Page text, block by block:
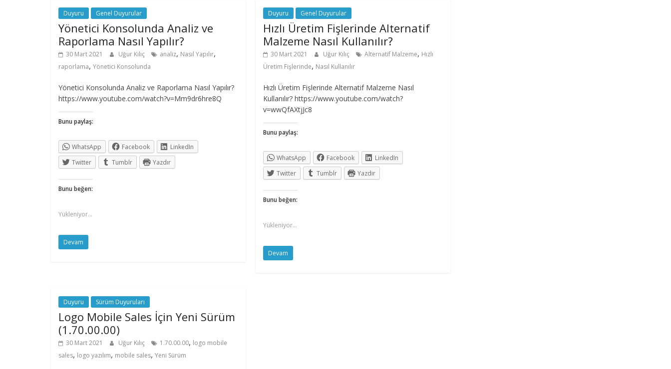
Duyuru Genel Duyurular
Yönetici Konsolunda Analiz ve
Raporlama Nasıl Yapılır?
30 Mart 2021 Uğur Kılıç analiz, Nasıl Yapılır,
raporlama, Yönetici Konsolunda
Yönetici Konsolunda Analiz ve Raporlama Nasıl Yapılır?
https://www.youtube.com/watch?v=Mm9dr6hre8Q
Bunu paylaş:
WhatsApp Facebook
LinkedIn
Twitter
Tumblr Yazdır
Bunu beğen:
Yükleniyor...
Devam
Duyuru Genel Duyurular
Hızlı Üretim Fişlerinde Alternatif
Malzeme Nasıl Kullanılır?
30 Mart 2021 Uğur Kılıç Alternatif Malzeme, Hızlı
Üretim Fişlerinde, Nasıl Kullanılır
Hızlı Üretim Fişlerinde Alternatif Malzeme Nasıl
Kullanılır? https://www.youtube.com/watch?
v=wwQfAXtjJc8
Bunu paylaş:
WhatsApp Facebook
LinkedIn
Twitter
Tumblr Yazdır
Bunu beğen:
Yükleniyor...
Devam
Duyuru Sürüm Duyuruları
Logo Mobile Sales İçin Yeni Sürüm
(1.70.00.00)
30 Mart 2021 Uğur Kılıç 1.70.00.00, logo mobile
sales, logo yazılım, mobile sales, Yeni Sürüm